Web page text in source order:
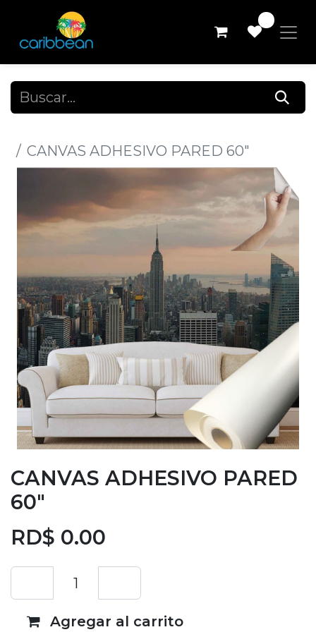
CANVAS ADHESIVO PARED 60"
CANVAS ADHESIVO PARED
60"
RD$ 0.00
Agregar al carrito